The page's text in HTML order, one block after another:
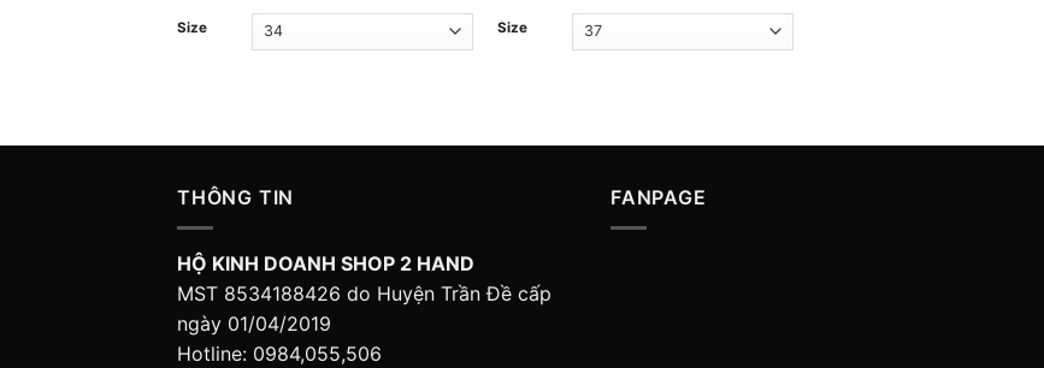
Size Size
THÔNG TIN
HỘ KINH DOANH SHOP 2 HAND
MST 8534188426 do Huyện Trần Đề cấp
ngày 01/04/2019
Hotline: 0984,055,506
FANPAGE